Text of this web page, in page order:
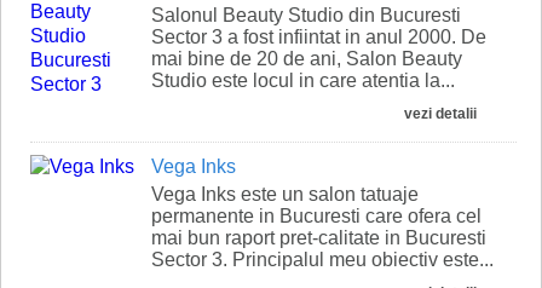
Salonul Beauty Studio din Bucuresti
Sector 3 a fost infiintat in anul 2000. De
mai bine de 20 de ani, Salon Beauty
Studio este locul in care atentia la...
vezi detalii
Vega Inks
Vega Inks este un salon tatuaje
permanente in Bucuresti care ofera cel
mai bun raport pret-calitate in Bucuresti
Sector 3. Principalul meu obiectiv este...